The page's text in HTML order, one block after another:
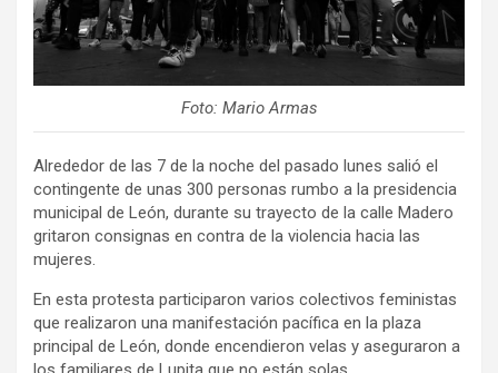
Foto: Mario Armas
Alrededor de las 7 de la noche del pasado lunes salió el
contingente de unas 300 personas rumbo a la presidencia
municipal de León, durante su trayecto de la calle Madero
gritaron consignas en contra de la violencia hacia las
mujeres.
En esta protesta participaron varios colectivos feministas
que realizaron una manifestación pacífica en la plaza
principal de León, donde encendieron velas y aseguraron a